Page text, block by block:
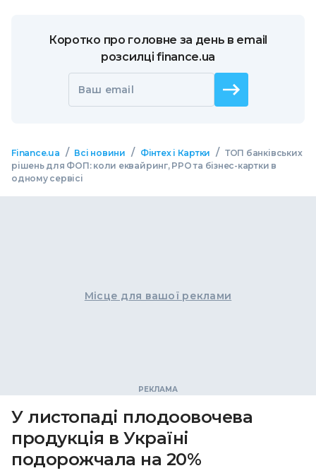
Коротко про головне за день в email
розсилці finance.ua
Ваш email
Finance.ua / Всі новини / Фінтех і Картки / ТОП банківських
рішень для ФОП: коли еквайринг, РРО та бізнес-картки в
одному сервісі
Місце для вашої реклами
У листопаді плодоовочева
продукція в Україні
подорожчала на 20%